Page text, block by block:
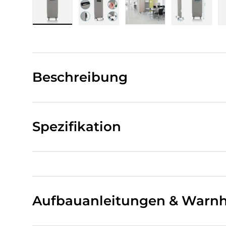
Beschreibung
Spezifikation
Aufbauanleitungen &